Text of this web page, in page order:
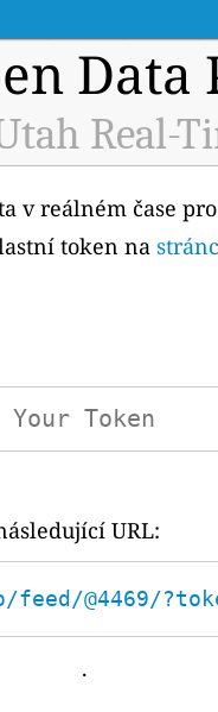
Data
Real-
v reálném čase
token na
URL:
@4469/
.